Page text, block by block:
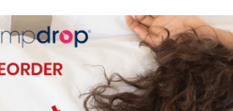
Dni niepołodne i płodne w cyklu kobiety